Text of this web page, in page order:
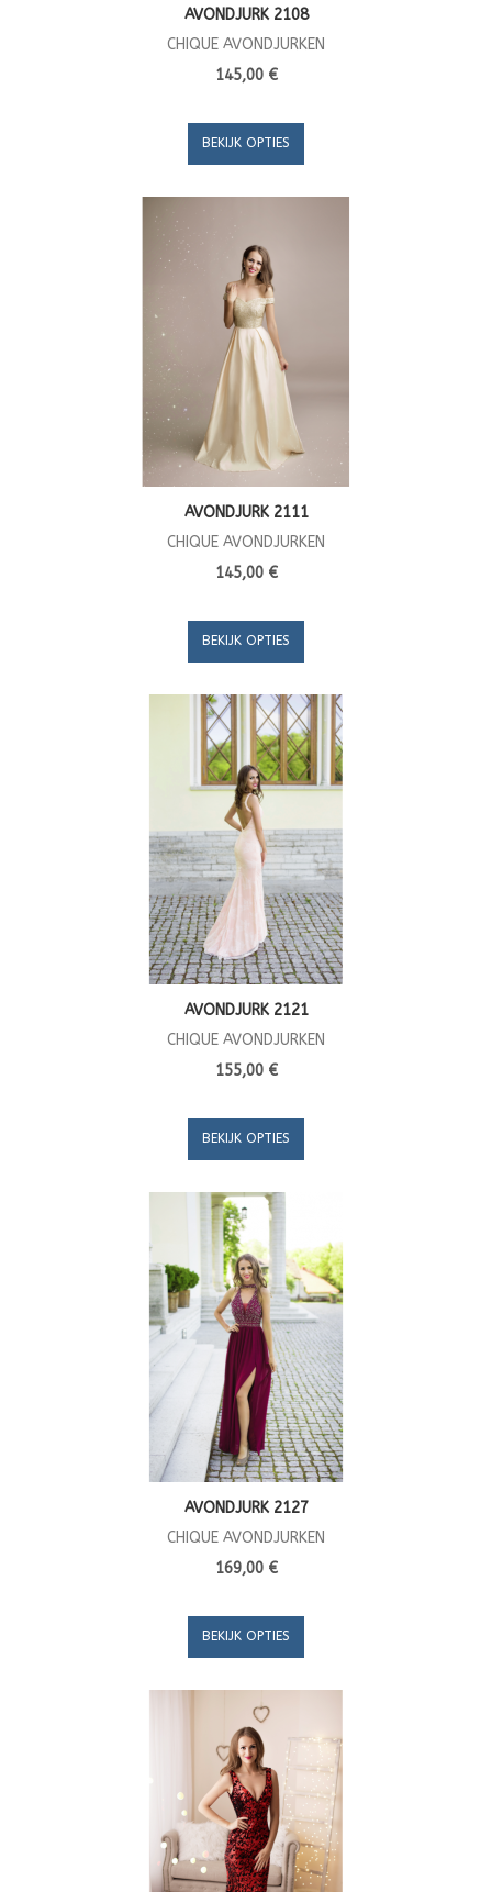
AVONDJURK 2108
CHIQUE AVONDJURKEN
145,00 €
BEKIJK OPTIES
AVONDJURK 2111
CHIQUE AVONDJURKEN
145,00 €
BEKIJK OPTIES
AVONDJURK 2121
CHIQUE AVONDJURKEN
155,00 €
BEKIJK OPTIES
AVONDJURK 2127
CHIQUE AVONDJURKEN
169,00 €
BEKIJK OPTIES